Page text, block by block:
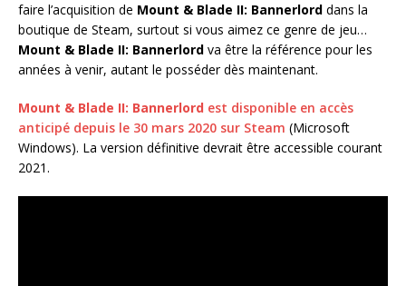
faire l’acquisition de Mount & Blade II: Bannerlord dans la
boutique de Steam, surtout si vous aimez ce genre de jeu…
Mount & Blade II: Bannerlord va être la référence pour les
années à venir, autant le posséder dès maintenant.
Mount & Blade II: Bannerlord est disponible en accès
anticipé depuis le 30 mars 2020 sur Steam (Microsoft
Windows). La version définitive devrait être accessible courant
2021.